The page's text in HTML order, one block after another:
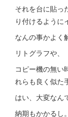
それを台に貼っ
り付けるように
なんの事かよく
リトグラフや、
コピー機の無い
れらも良く似た
はい、大変なん
納期もかかるし。